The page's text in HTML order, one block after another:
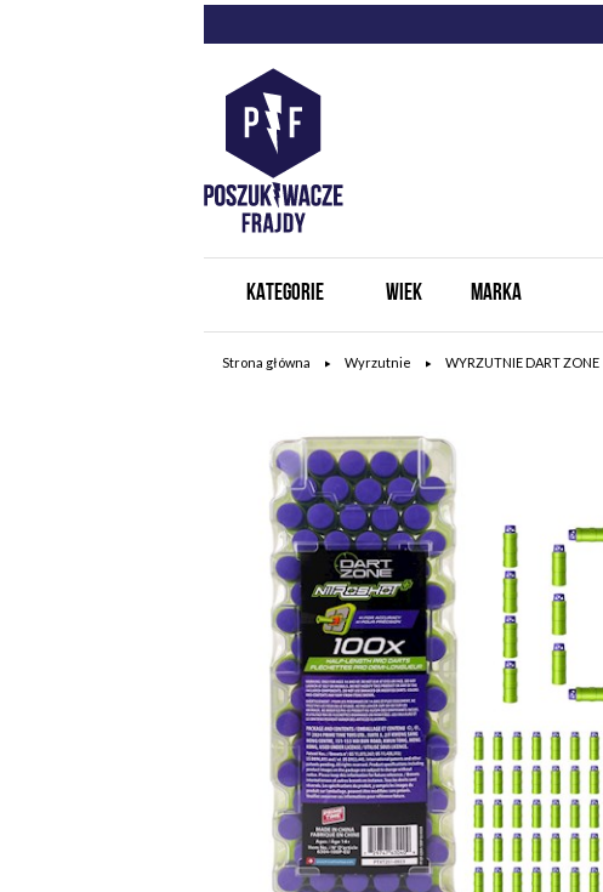
KATEGORIE WIEK MARKA
Strona główna Wyrzutnie WYRZUTNIE DART ZONE